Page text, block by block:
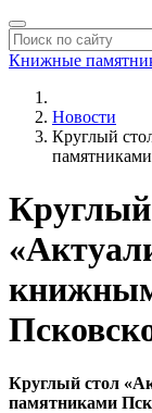
Книжные
Новости
Круглый
Круглый
Круглый стол
памятниками